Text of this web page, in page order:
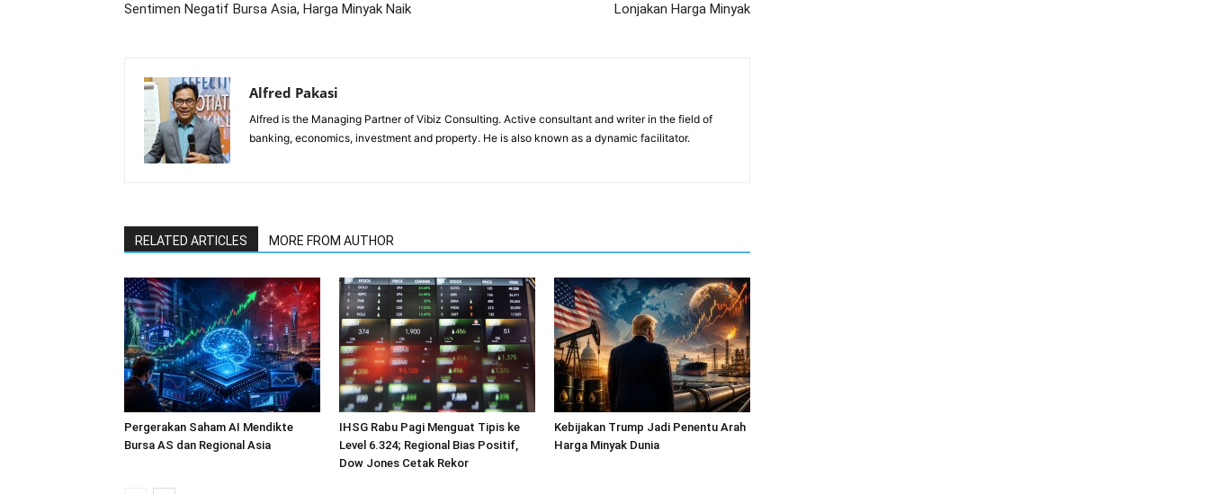
Sentimen Negatif Bursa Asia, Harga Minyak Naik
Lonjakan Harga Minyak
Alfred Pakasi
Alfred is the Managing Partner of Vibiz Consulting. Active consultant and writer in the field of
banking, economics, investment and property. He is also known as a dynamic facilitator.
RELATED ARTICLES MORE FROM AUTHOR
Pergerakan Saham AI Mendikte
Bursa AS dan Regional Asia
IHSG Rabu Pagi Menguat Tipis ke
Level 6.324; Regional Bias Positif,
Dow Jones Cetak Rekor
Kebijakan Trump Jadi Penentu Arah
Harga Minyak Dunia